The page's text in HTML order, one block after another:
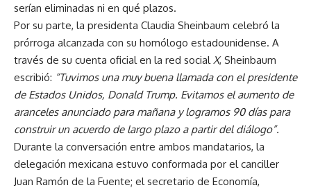
serían eliminadas ni en qué plazos.
Por su parte, la presidenta Claudia Sheinbaum celebró la
prórroga alcanzada con su homólogo estadounidense. A
través de su cuenta oficial en la red social X, Sheinbaum
escribió: “Tuvimos una muy buena llamada con el presidente
de Estados Unidos, Donald Trump. Evitamos el aumento de
aranceles anunciado para mañana y logramos 90 días para
construir un acuerdo de largo plazo a partir del diálogo”.
Durante la conversación entre ambos mandatarios, la
delegación mexicana estuvo conformada por el canciller
Juan Ramón de la Fuente; el secretario de Economía,